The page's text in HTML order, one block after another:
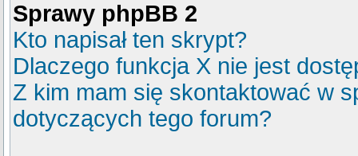
Sprawy phpBB 2
Kto napisał ten skrypt?
Dlaczego funkcja X nie jest
Z kim mam się skontaktować w
dotyczących tego forum?